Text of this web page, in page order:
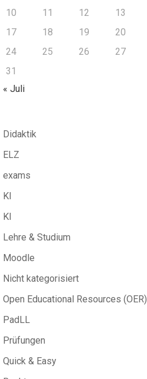
10
11 12 13
17
18 19 20
24
25 26 27
31
« Juli
Didaktik
ELZ
exams
KI
KI
Lehre & Studium
Moodle
Nicht kategorisiert
Open Educational Resources (OER)
PadLL
Prüfungen
Quick & Easy